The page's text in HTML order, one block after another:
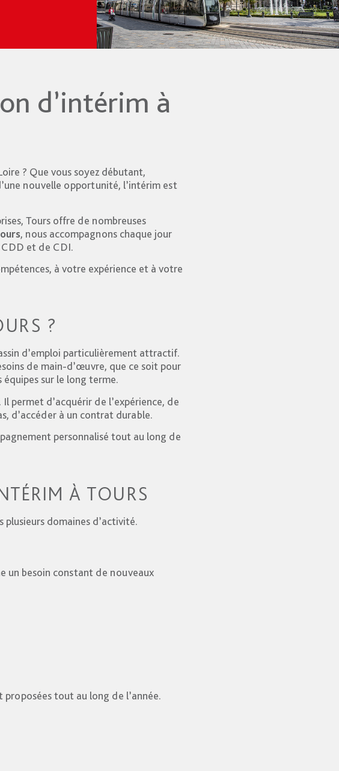
d’intérim à
? Que vous soyez débutant,
nouvelle opportunité, l’intérim est
Tours offre de nombreuses
, nous accompagnons chaque jour
CDD et de CDI.
à votre expérience et à votre
?
d’emploi particulièrement attractif.
de main-d’œuvre, que ce soit pour
sur le long terme.
permet d’acquérir de l’expérience, de
d’accéder à un contrat durable.
personnalisé tout au long de
À TOURS
domaines d’activité.
un besoin constant de nouveaux
tout au long de l’année.